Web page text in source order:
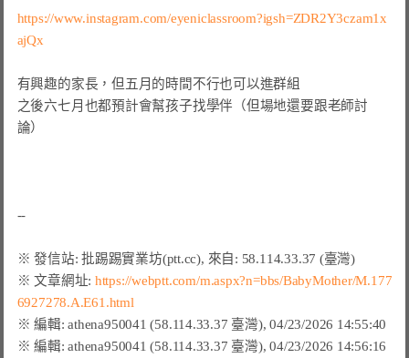
https://www.instagram.com/eyeniclassroom?igsh=ZDR2Y3czam1x
ajQx
有興趣的家長，但五月的時間不行也可以進群組
之後六七月也都預計會幫孩子找學伴（但場地還要跟老師討
論）
※ 發信站: 批踢踢實業坊(ptt.cc), 來自: 58.114.33.37 (臺灣)
※ 文章網址: https://webptt.com/m.aspx?n=bbs/BabyMother/M.177
6927278.A.E61.html